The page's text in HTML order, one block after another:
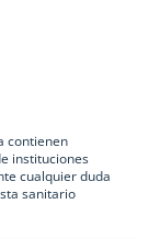
contienen
instituciones
cualquier duda
sanitario